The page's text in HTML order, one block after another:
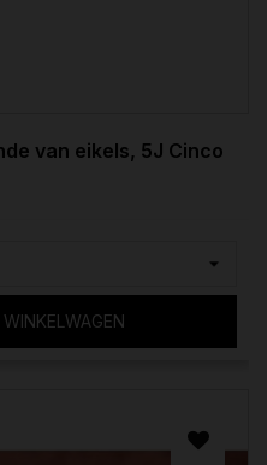
van eikels, 5J Cinco
WINKELWAGEN